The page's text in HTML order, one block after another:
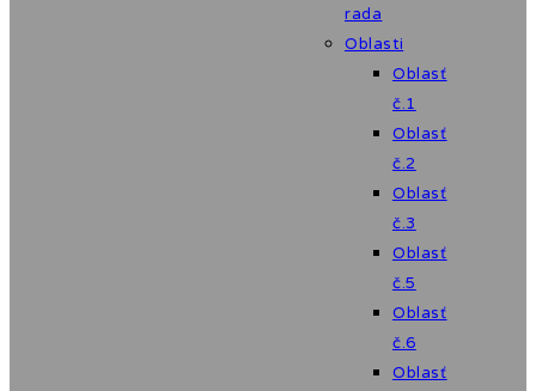
rada
Oblasti
Oblasť
č.1
Oblasť
č.2
Oblasť
č.3
Oblasť
č.5
Oblasť
č.6
Oblasť